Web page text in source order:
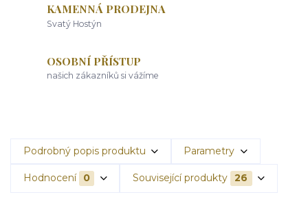
KAMENNÁ PRODEJNA
Svatý Hostýn
OSOBNÍ PŘÍSTUP
našich zákazníků si vážíme
Podrobný popis produktu Parametry
Hodnocení 0 Související produkty 26